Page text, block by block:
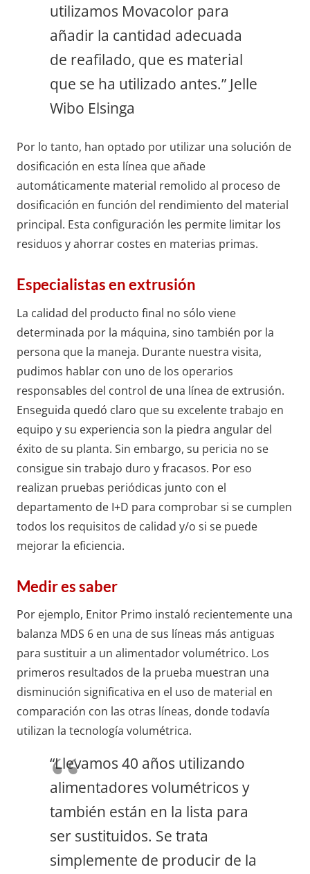
utilizamos Movacolor para
añadir la cantidad adecuada
de reafilado, que es material
que se ha utilizado antes.” Jelle
Wibo Elsinga
Por lo tanto, han optado por utilizar una solución de
dosificación en esta línea que añade
automáticamente material remolido al proceso de
dosificación en función del rendimiento del material
principal. Esta configuración les permite limitar los
residuos y ahorrar costes en materias primas.
Especialistas en extrusión
La calidad del producto final no sólo viene
determinada por la máquina, sino también por la
persona que la maneja. Durante nuestra visita,
pudimos hablar con uno de los operarios
responsables del control de una línea de extrusión.
Enseguida quedó claro que su excelente trabajo en
equipo y su experiencia son la piedra angular del
éxito de su planta. Sin embargo, su pericia no se
consigue sin trabajo duro y fracasos. Por eso
realizan pruebas periódicas junto con el
departamento de I+D para comprobar si se cumplen
todos los requisitos de calidad y/o si se puede
mejorar la eficiencia.
Medir es saber
Por ejemplo, Enitor Primo instaló recientemente una
balanza MDS 6 en una de sus líneas más antiguas
para sustituir a un alimentador volumétrico. Los
primeros resultados de la prueba muestran una
disminución significativa en el uso de material en
comparación con las otras líneas, donde todavía
utilizan la tecnología volumétrica.
“Llevamos 40 años utilizando
alimentadores volumétricos y
también están en la lista para
ser sustituidos. Se trata
simplemente de producir de la